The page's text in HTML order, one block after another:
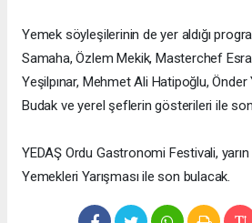
Yemek söyleşilerinin de yer aldığı
Samaha, Özlem Mekik, Masterchef
Yeşilpınar, Mehmet Ali Hatipoğlu,
Budak ve yerel şeflerin gösterileri ile
YEDAŞ Ordu Gastronomi Festivali,
Yemekleri Yarışması ile son bulacak.